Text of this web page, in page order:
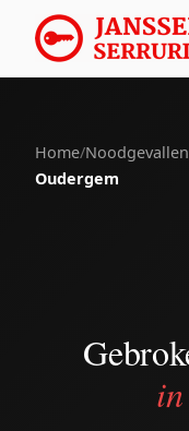
Home/Noodgevallen
Oudergem